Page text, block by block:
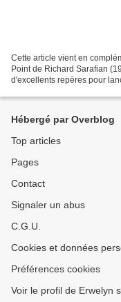
Cette article vient en
Point de Richard Sarafian
d'excellents repères pour
Hébergé par Overblog
Top articles
Pages
Contact
Signaler un abus
C.G.U.
Cookies et données
Préférences cookies
Voir le profil de Erwelyn